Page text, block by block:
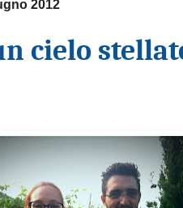
2012
cielo